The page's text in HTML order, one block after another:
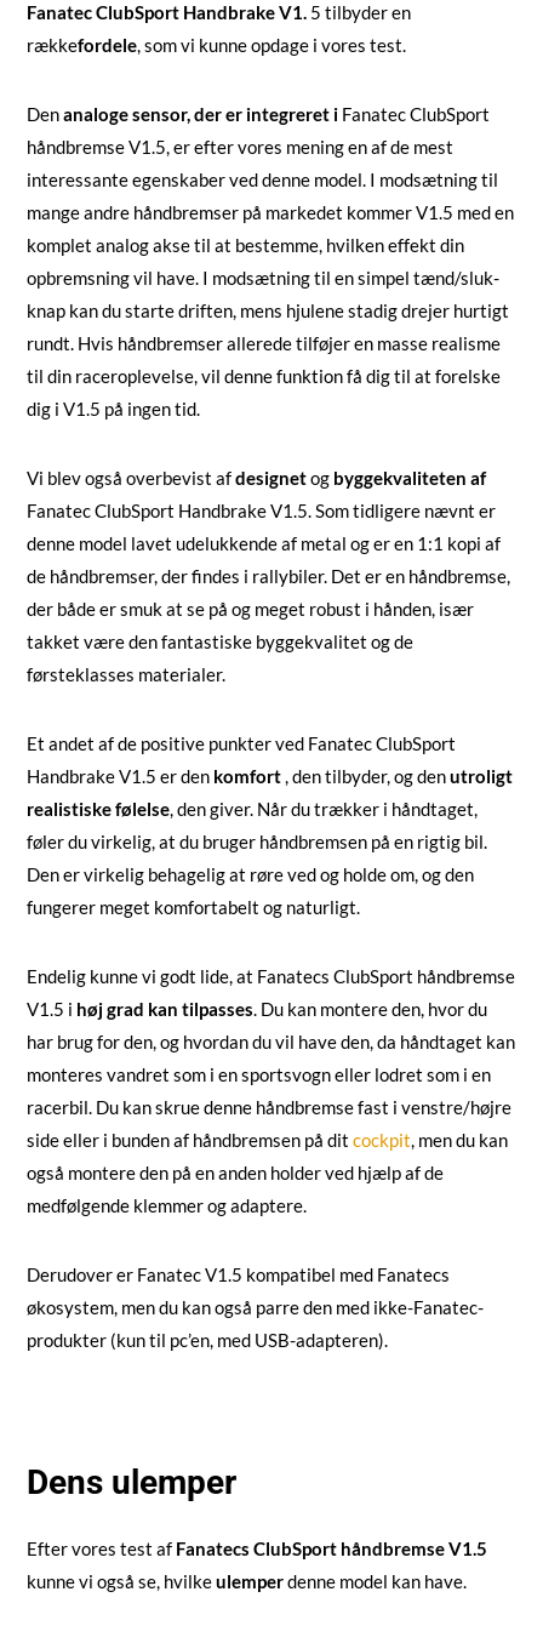
Fanatec ClubSport Handbrake V1.5 tilbyder en
rækkefordele, som vi kunne opdage i vores test.
Denanaloge sensor, der er integreret i Fanatec ClubSport
håndbremse V1.5, er efter vores mening en af de mest
interessante egenskaber ved denne model. I modsætning til
mange andre håndbremser på markedet kommer V1.5 med en
komplet analog akse til at bestemme, hvilken effekt din
opbremsning vil have. I modsætning til en simpel tænd/sluk-
knap kan du starte driften, mens hjulene stadig drejer hurtigt
rundt. Hvis håndbremser allerede tilføjer en masse realisme
til din raceroplevelse, vil denne funktion få dig til at forelske
dig i V1.5 på ingen tid.
Vi blev også overbevist afdesignetog byggekvaliteten af
Fanatec ClubSport Handbrake V1.5. Som tidligere nævnt er
denne model lavet udelukkende af metal og er en 1:1 kopi af
de håndbremser, der findes i rallybiler. Det er en håndbremse,
der både er smuk at se på og meget robust i hånden, især
takket være den fantastiske byggekvalitet og de
førsteklasses materialer.
Et andet af de positive punkter ved Fanatec ClubSport
Handbrake V1.5 er den komfort, den tilbyder, og denutroligt
realistiske følelse, den giver. Når du trækker i håndtaget,
føler du virkelig, at du bruger håndbremsen på en rigtig bil.
Den er virkelig behagelig at røre ved og holde om, og den
fungerer meget komfortabelt og naturligt.
Endelig kunne vi godt lide, at Fanatecs ClubSport håndbremse
V1.5 i høj grad kan tilpasses. Du kan montere den, hvor du
har brug for den, og hvordan du vil have den, da håndtaget kan
monteres vandret som i en sportsvogn eller lodret som i en
racerbil. Du kan skrue denne håndbremse fast i venstre/højre
side eller i bunden af håndbremsen på dit cockpit, men du kan
også montere den på en anden holder ved hjælp af de
medfølgende klemmer og adaptere.
Derudover er Fanatec V1.5 kompatibel med Fanatecs
økosystem, men du kan også parre den med ikke-Fanatec-
produkter (kun til pc’en, med USB-adapteren).
Dens ulemper
Efter vores test af Fanatecs ClubSport håndbremse V1.5
kunne vi også se, hvilkeulemperdenne model kan have.